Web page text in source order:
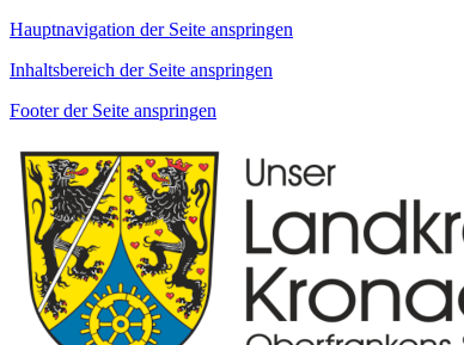
Hauptnavigation der Seite anspringen
Inhaltsbereich der Seite anspringen
Footer der Seite anspringen